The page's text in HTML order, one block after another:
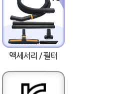
액세서리 / 필터